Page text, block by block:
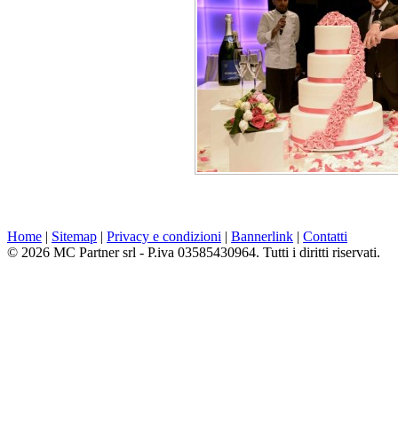
Home | Sitemap | Privacy e condizioni | Bannerlink | Contatti
© 2026 MC Partner srl - P.iva 03585430964. Tutti i diritti riservati.